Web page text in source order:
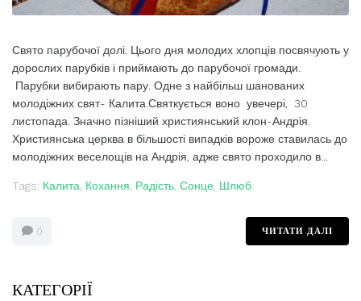
Свято парубочої долі. Цього дня молодих хлопців посвячують у
дорослих парубків і приймають до парубочої громади.
Парубки вибирають пару. Одне з найбільш шанованих
молодіжних свят- Калита.Святкується воно увечері, 30
листопада. Значно пізніший християнський клон-Андрія.
Християнська церква в більшості випадків вороже ставилась до
молодіжних веселощів на Андрія, адже свято проходило в...
Tags: Калита, Кохання, Радість, Сонце, Шлюб
0 ЧИТАТИ ДАЛІ
КАТЕГОРІЇ